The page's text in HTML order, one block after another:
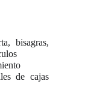
bisagras,
de cajas